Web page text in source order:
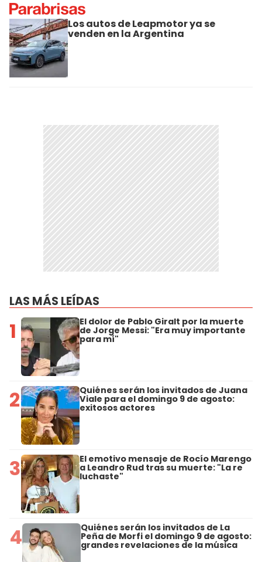
Los autos de Leapmotor ya se
venden en la Argentina
LAS MÁS LEÍDAS
1 El dolor de Pablo Giralt por la muerte
de Jorge Messi: "Era muy importante
para mí"
2 Quiénes serán los invitados de Juana
Viale para el domingo 9 de agosto:
exitosos actores
3 El emotivo mensaje de Rocío Marengo
a Leandro Rud tras su muerte: "La re
luchaste"
4 Quiénes serán los invitados de La
Peña de Morfi el domingo 9 de agosto:
grandes revelaciones de la música